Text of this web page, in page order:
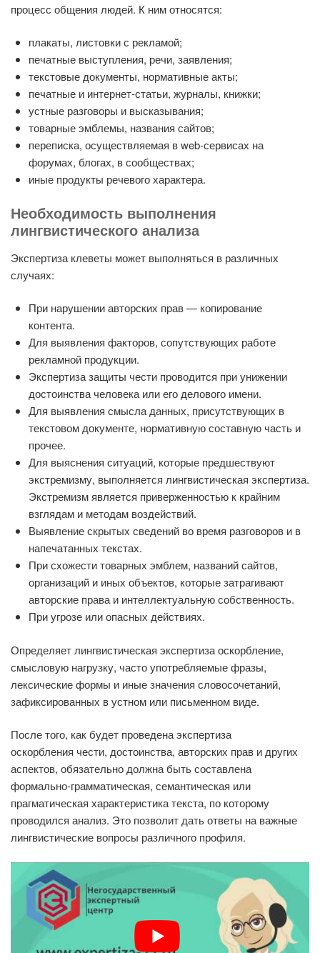
процесс общения людей. К ним относятся:
плакаты, листовки с рекламой;
печатные выступления, речи, заявления;
текстовые документы, нормативные акты;
печатные и интернет-статьи, журналы, книжки;
устные разговоры и высказывания;
товарные эмблемы, названия сайтов;
переписка, осуществляемая в web-сервисах на
форумах, блогах, в сообществах;
иные продукты речевого характера.
Необходимость выполнения
лингвистического анализа
Экспертиза клеветы может выполняться в различных
случаях:
При нарушении авторских прав — копирование
контента.
Для выявления факторов, сопутствующих работе
рекламной продукции.
Экспертиза защиты чести проводится при унижении
достоинства человека или его делового имени.
Для выявления смысла данных, присутствующих в
текстовом документе, нормативную составную часть и
прочее.
Для выяснения ситуаций, которые предшествуют
экстремизму, выполняется лингвистическая экспертиза.
Экстремизм является приверженностью к крайним
взглядам и методам воздействий.
Выявление скрытых сведений во время разговоров и в
напечатанных текстах.
При схожести товарных эмблем, названий сайтов,
организаций и иных объектов, которые затрагивают
авторские права и интеллектуальную собственность.
При угрозе или опасных действиях.
Определяет лингвистическая экспертиза оскорбление,
смысловую нагрузку, часто употребляемые фразы,
лексические формы и иные значения словосочетаний,
зафиксированных в устном или письменном виде.
После того, как будет проведена экспертиза
оскорбления чести, достоинства, авторских прав и других
аспектов, обязательно должна быть составлена
формально-грамматическая, семантическая или
прагматическая характеристика текста, по которому
проводился анализ. Это позволит дать ответы на важные
лингвистические вопросы различного профиля.